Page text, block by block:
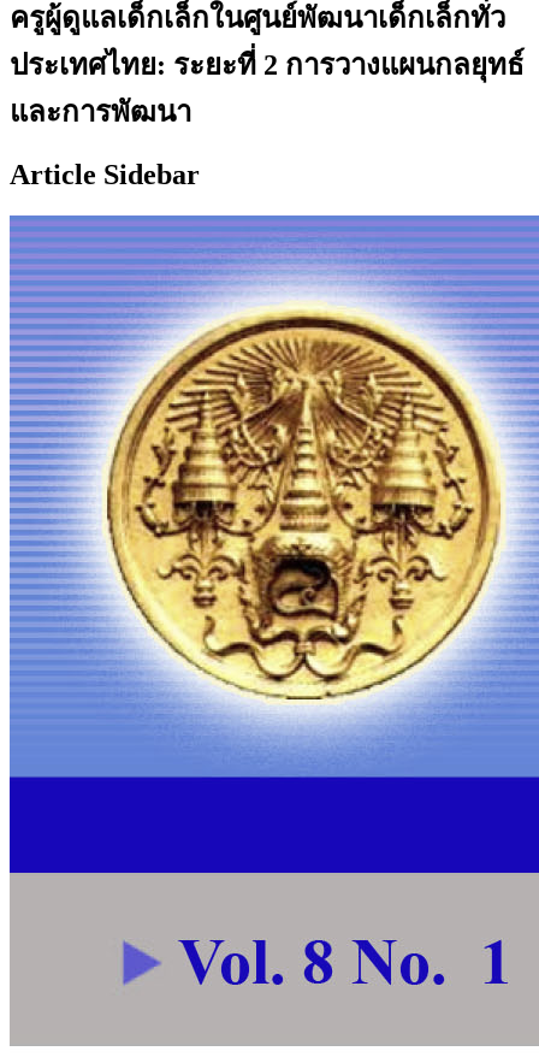
ครูผู้ดูแลเด็กเล็กในศูนย์พัฒนาเด็กเล็กทั่ว
ประเทศไทย: ระยะที่ 2 การวางแผนกลยุทธ์
และการพัฒนา
Article Sidebar